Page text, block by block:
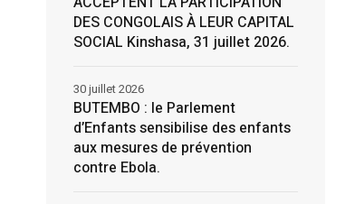
DES CONGOLAIS À LEUR CAPITAL
SOCIAL Kinshasa, 31 juillet 2026.
BUTEMBO : le Parlement
d’Enfants sensibilise des enfants
aux mesures de prévention
contre Ebola.
30 juillet 2026